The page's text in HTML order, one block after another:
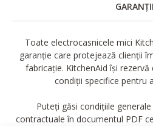
Toate electrocasnicele mici
garanție care protejează clienții
fabricație. KitchenAid își
condiții specifice pentru
Puteți găsi condițiile
contractuale în documentul PDF